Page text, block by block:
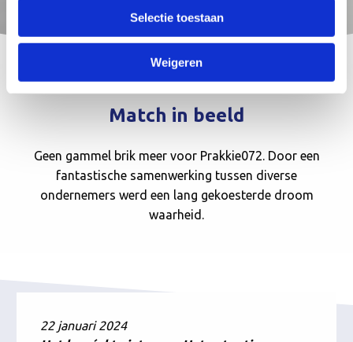
Selectie toestaan
Weigeren
Match in beeld
Geen gammel brik meer voor Prakkie072. Door een
fantastische samenwerking tussen diverse
ondernemers werd een lang gekoesterde droom
waarheid.
22 januari 2024